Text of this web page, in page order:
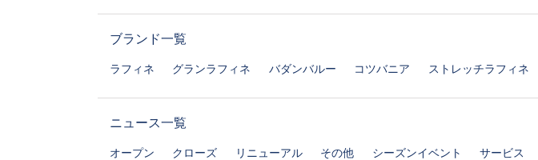
ブランド一覧
ラフィネ グランラフィネ バダンバルー コツバニア ストレッチラフィネ
ニュース一覧
オープン クローズ リニューアル その他 シーズンイベント サービス